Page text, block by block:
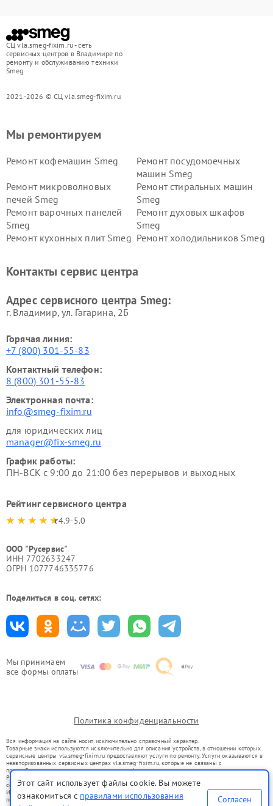
СЦ vla.smeg-fixim.ru - сеть
сервисных центров в Владимире по
ремонту и обслуживанию техники
Smeg
2021-2026 © СЦ vla.smeg-fixim.ru
Мы принимаем
все формы оплаты
Мы ремонтируем
Ремонт кофемашин Smeg
Ремонт посудомоечных
машин Smeg
Ремонт микроволновых
печей Smeg
Ремонт стиральных машин
Smeg
Ремонт варочных панелей
Smeg
Ремонт духовых шкафов
Smeg
Ремонт кухонных плит Smeg Ремонт холодильников Smeg
Контакты сервис центра
Адрес сервисного центра Smeg:
г. Владимир, ул. Гагарина, 2Б
Горячая линия:
+7 (800) 301-55-83
Контактный телефон:
8 (800) 301-55-83
Электронная почта:
info@smeg-fixim.ru
для юридических лиц
manager@fix-smeg.ru
График работы:
ПН-ВСК с 9:00 до 21:00 без перерывов и выходных
Рейтинг сервисного центра
4.9-5.0
ООО "Русервис"
ИНН 7702633247
ОГРН 1077746335776
Поделиться в соц. сетях:
Политика конфиденциальности
Вся информация на сайте носит исключительно справочный характер.
Товарные знаки используются исключительно для описания устройств, в отношении которых
сервисные центры vla.smeg-fixim.ru предоставляют услуги по ремонту. Услуги оказываются в
неавторизованных сервисных центрах vla.smeg-fixim.ru, которые не связаны с
правообладателями товарных знаков или их официальными представителями.
Ремонт осуществляется для устройств, уже введенных в гражданский оборот в соответствии
со статьей 1487 ГК РФ.
Использование товарных знаков не преследует цели индивидуализации услуг или введения
потребителей в заблуждение, а служит для информирования о предоставляемых услугах по
Этот сайт использует файлы cookie. Вы можете
ознакомиться с правилами использования
Согласен